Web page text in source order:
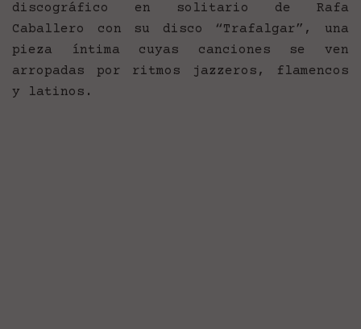
discográfico en solitario de Rafa
Caballero con su disco “Trafalgar”, una
pieza íntima cuyas canciones se ven
arropadas por ritmos jazzeros, flamencos
y latinos.